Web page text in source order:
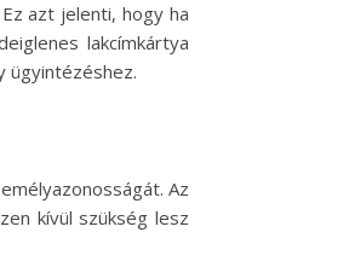
azt jelenti, hogy ha
lakcímkártya
ügyintézéshez.
Az
kívül szükség lesz